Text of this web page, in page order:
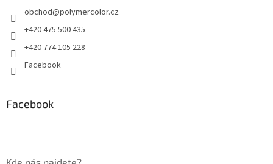
obchod@polymercolor.cz
+420 475 500 435
+420 774 105 228
Facebook
Facebook
Kde nás najdete?